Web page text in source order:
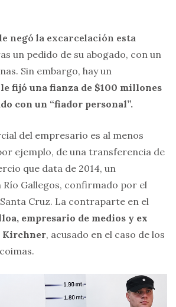
negó la excarcelación esta
un pedido de su abogado, con un
Sin embargo, hay un
fijó una fianza de $100 millones
con un “fiador personal”.
del empresario es al menos
ejemplo, de una transferencia de
que data de 2014, un
Gallegos, confirmado por el
Cruz. La contraparte en el
empresario de medios y ex
Kirchner, acusado en el caso de los